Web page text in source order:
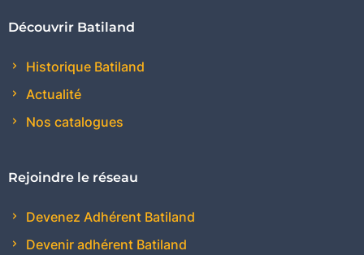
Découvrir Batiland
Historique Batiland
Actualité
Nos catalogues
Rejoindre le réseau
Devenez Adhérent Batiland
Devenir adhérent Batiland